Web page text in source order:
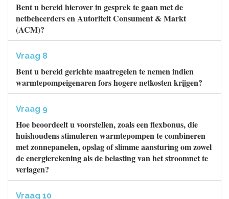
Bent u bereid hierover in gesprek te gaan met de
netbeheerders en Autoriteit Consument & Markt
(ACM)?
Vraag 8
Bent u bereid gerichte maatregelen te nemen indien
warmtepompeigenaren fors hogere netkosten krijgen?
Vraag 9
Hoe beoordeelt u voorstellen, zoals een flexbonus, die
huishoudens stimuleren warmtepompen te combineren
met zonnepanelen, opslag of slimme aansturing om zowel
de energierekening als de belasting van het stroomnet te
verlagen?
Vraag 10